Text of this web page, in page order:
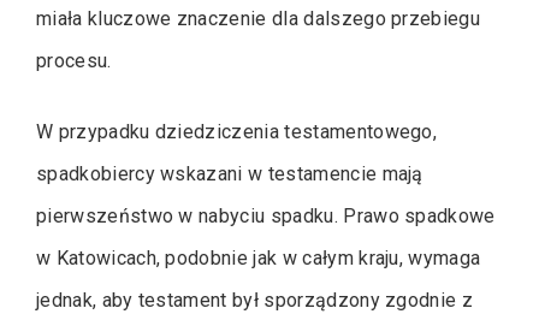
miała kluczowe znaczenie dla dalszego przebiegu
procesu.
W przypadku dziedziczenia testamentowego,
spadkobiercy wskazani w testamencie mają
pierwszeństwo w nabyciu spadku. Prawo spadkowe
w Katowicach, podobnie jak w całym kraju, wymaga
jednak, aby testament był sporządzony zgodnie z